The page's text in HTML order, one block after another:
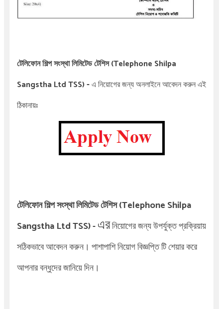
টেলিফোন শিল্প সংস্থা লিমিটেড টেশিস(Telephone Shilpa
Sangstha Ltd TSS)-এনিয়োগের জন্য অনলাইনে আবেদন করুনএই
ঠিকানায়ঃ
টেলিফোন শিল্প সংস্থা লিমিটেড টেশিস(Telephone Shilpa
Sangstha Ltd TSS)-এরনিয়োগের জন্য উপর্যুক্ত প্রক্রিয়ায়
সঠিকভাবে আবেদন করুন। পাশাপাশি নিয়োগ বিজ্ঞপ্তি টি শেয়ার করে
আপনার বন্ধুদের জানিয়ে দিন।